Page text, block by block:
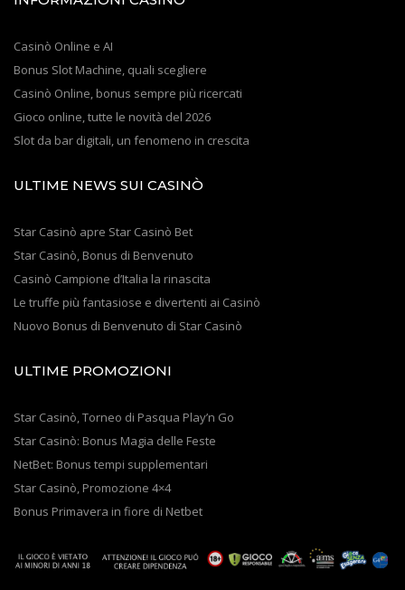
Casinò Online e AI
Bonus Slot Machine, quali scegliere
Casinò Online, bonus sempre più ricercati
Gioco online, tutte le novità del 2026
Slot da bar digitali, un fenomeno in crescita
ULTIME NEWS SUI CASINÒ
Star Casinò apre Star Casinò Bet
Star Casinò, Bonus di Benvenuto
Casinò Campione d’Italia la rinascita
Le truffe più fantasiose e divertenti ai Casinò
Nuovo Bonus di Benvenuto di Star Casinò
ULTIME PROMOZIONI
Star Casinò, Torneo di Pasqua Play’n Go
Star Casinò: Bonus Magia delle Feste
NetBet: Bonus tempi supplementari
Star Casinò, Promozione 4×4
Bonus Primavera in fiore di Netbet